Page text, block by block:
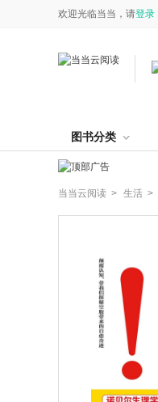
欢迎光临当当，请登录
图书分类
当当云阅读 > 生活 >